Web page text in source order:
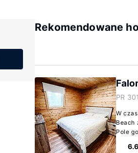
Rekomendowane
PR
W
Beach
Pole